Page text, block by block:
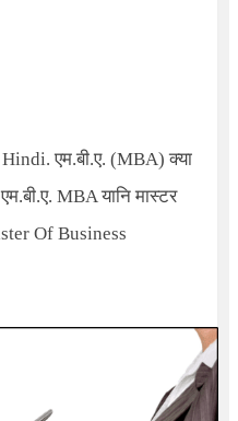
एम.बी.ए. (MBA)क्या
एम.बी.ए. MBAयानि मास्टर
Of Business